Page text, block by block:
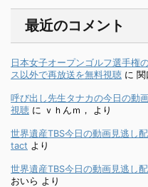
最近のコメント
日本女子オープンゴルフ選手権
ス以外で再放送を無料視聴 に 関
呼び出し先生タナカの今日の動
視聴 に ｖｈんｍ， より
世界遺産TBS今日の動画見逃し
tact より
世界遺産TBS今日の動画見逃し
おいら より